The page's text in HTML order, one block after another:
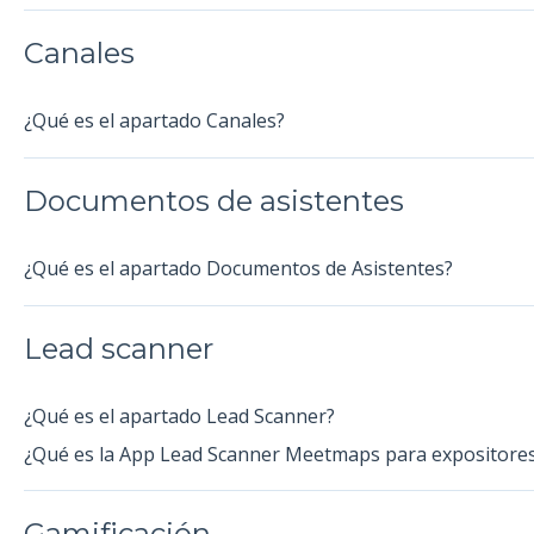
Canales
¿Qué es el apartado Canales?
Documentos de asistentes
¿Qué es el apartado Documentos de Asistentes?
Lead scanner
¿Qué es el apartado Lead Scanner?
¿Qué es la App Lead Scanner Meetmaps para